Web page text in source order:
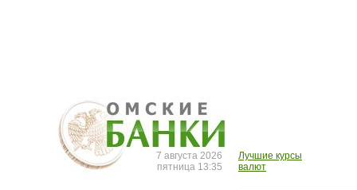
7 августа 2026
пятница 13:35
Лучшие курсы
валют